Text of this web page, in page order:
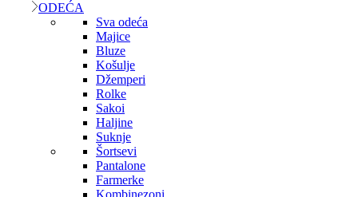
ODEĆA
Sva odeća
Majice
Bluze
Košulje
Džemperi
Rolke
Sakoi
Haljine
Suknje
Šortsevi
Pantalone
Farmerke
Kombinezoni